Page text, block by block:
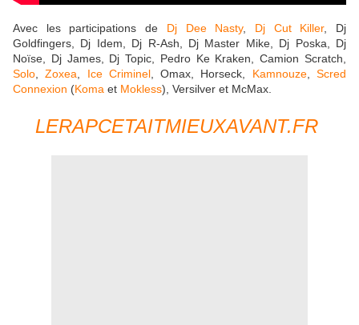
Avec les participations de Dj Dee Nasty, Dj Cut Killer, Dj
Goldfingers, Dj Idem, Dj R-Ash, Dj Master Mike, Dj Poska, Dj
Noïse, Dj James, Dj Topic, Pedro Ke Kraken, Camion Scratch,
Solo ,Zoxea Ice Criminel, Omax, Horseck, Kamnouze,Scred
Connexion (Koma et Mokless), Versilver et McMax.
LERAPCETAITMIEUXAVANT.FR